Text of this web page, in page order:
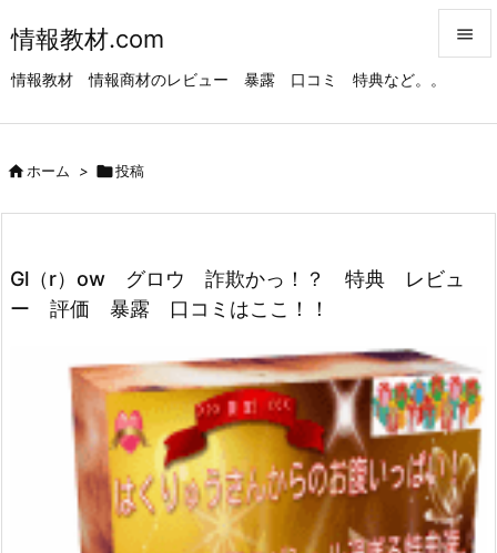
情報教材.com
情報教材 情報商材のレビュー 暴露 口コミ 特典など。。

前へ
次へ
ホーム > 投稿
Gl（r）ow グロウ 詐欺かっ！？ 特典 レビュ
ー 評価 暴露 口コミはここ！！